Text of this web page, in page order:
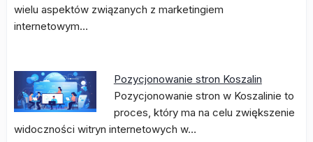
wielu aspektów związanych z marketingiem
internetowym…
Pozycjonowanie stron Koszalin
Pozycjonowanie stron w Koszalinie to
proces, który ma na celu zwiększenie
widoczności witryn internetowych w…